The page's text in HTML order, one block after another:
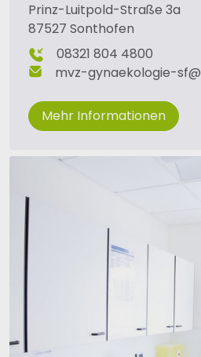
Prinz-Luitpold-Straße 3a
87527 Sonthofen
08321 804 4800
mvz-gynaekologie-sf@
Mehr Informationen